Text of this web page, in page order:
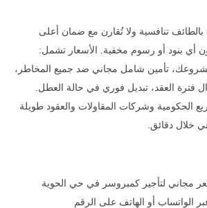
تنافسية ولا تُقارن مع ضمان أعلى
أي بنود أو رسوم مخفية. الأسعار تشمل:
تأمين شامل مجاني ضد جميع المخاطر،
فترة العقد، تبديل فوري في حالة العطل.
الحكومية وشركات المقاولات والعقود طويلة
خلال دقائق.
لتأجير كمبروسر في حي الحوية
الواتساب أو الهاتف على الرقم